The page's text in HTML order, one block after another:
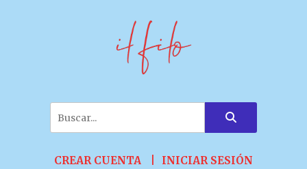
CREAR CUENTA INICIAR SESIÓN